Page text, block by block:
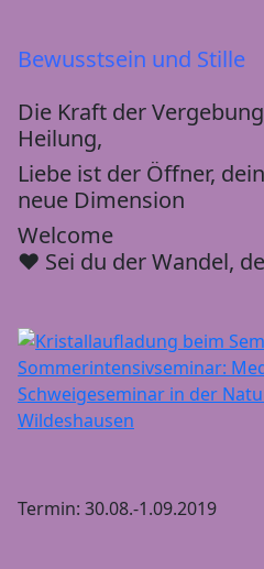
Bewusstsein und Stille
Die Kraft der
Heilung,
Liebe ist der Öffner,
neue Dimension
Welcome
♥ Sei du der Wandel,
Termin: 30.08.-1.09.2019